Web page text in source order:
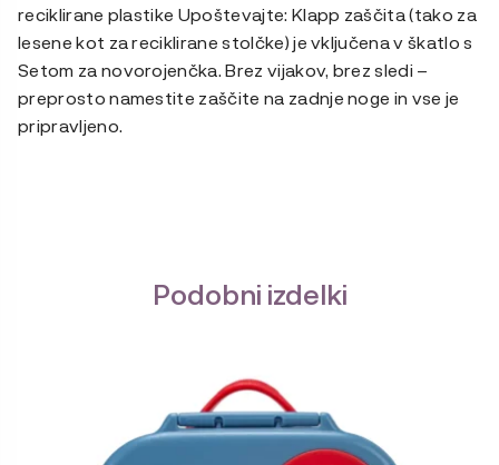
reciklirane plastike Upoštevajte: Klapp zaščita (tako za
lesene kot za reciklirane stolčke) je vključena v škatlo s
Setom za novorojenčka. Brez vijakov, brez sledi –
preprosto namestite zaščite na zadnje noge in vse je
pripravljeno.
Podobni izdelki